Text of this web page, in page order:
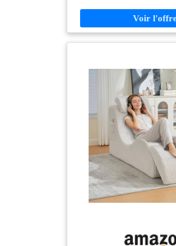
Polyvalent: Bien plus qu'un
Dépliez-le pour en faire un lit de
transats de jardin se déploient en
— sans outils. Légers, pliables et
vers la piscine ou la terrasse
poignées intégrées). Parfaits pour
aux bains de soleil en un clin
amovible et respirant: Notre
coussin en lin amovible et
oreiller rabattable, conçu pour
l'aise même lors des journées
Lorsqu'il n'est pas utilisé, il suffit
du transat pour favoriser la
maintenir frais Cadre Durable
Nettoyer: Conçue avec un cadre
grâce à ses pieds anti-